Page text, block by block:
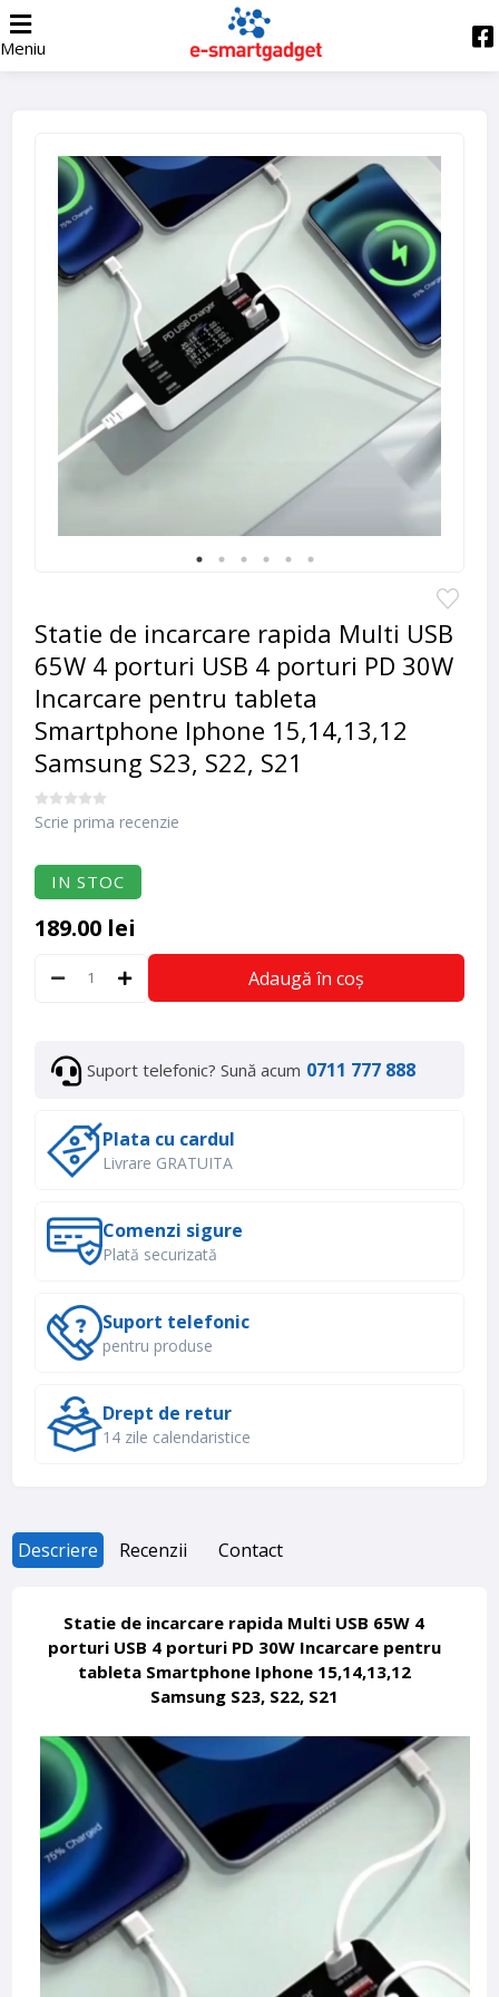
Meniu
Statie de incarcare rapida Multi USB
65W 4 porturi USB 4 porturi PD 30W
Incarcare pentru tableta
Smartphone Iphone 15,14,13,12
Samsung S23, S22, S21
Scrie prima recenzie
IN STOC
189.00 lei
Adaugă în coș
Suport telefonic? Sună acum 0711 777 888
Plata cu cardul
Livrare GRATUITA
Comenzi sigure
Plată securizată
Suport telefonic
pentru produse
Drept de retur
14 zile calendaristice
Descriere Recenzii Contact
Statie de incarcare rapida Multi USB 65W 4
porturi USB 4 porturi PD 30W Incarcare pentru
tableta Smartphone Iphone 15,14,13,12
Samsung S23, S22, S21